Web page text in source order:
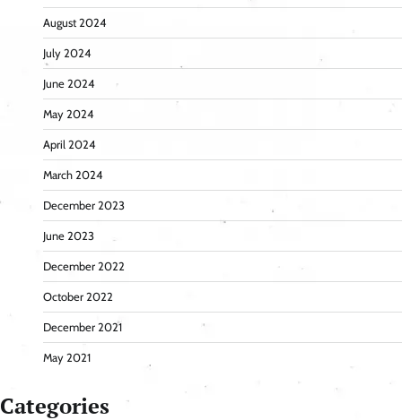
August 2024
July 2024
June 2024
May 2024
April 2024
March 2024
December 2023
June 2023
December 2022
October 2022
December 2021
May 2021
Categories